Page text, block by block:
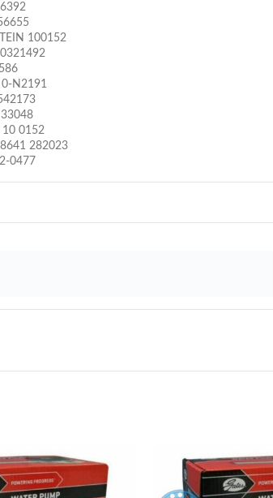
100152
0-N2191
10 0152
8641 282023
0477